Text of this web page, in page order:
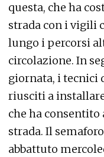
questa, che ha
strada con i vigili
lungo i percorsi
circolazione. In
giornata, i tecnici
riusciti a
che ha
strada. Il
abbattuto